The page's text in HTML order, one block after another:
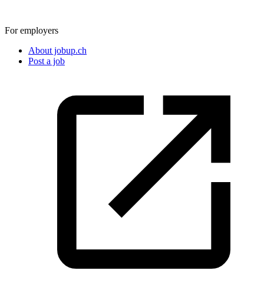
For employers
About jobup.ch
Post a job